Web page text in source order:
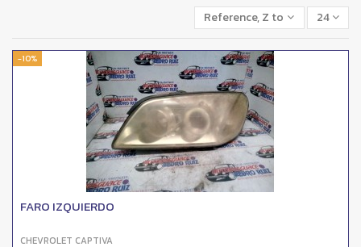
Reference, Z to A 24
-10%
FARO IZQUIERDO
CHEVROLET CAPTIVA